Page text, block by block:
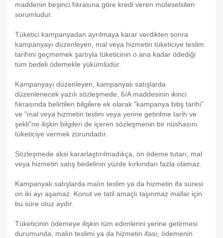
maddenin beşinci fıkrasına göre kredi veren müteselsilen
sorumludur.
Tüketici kampanyadan ayrılmaya karar verdikten sonra
kampanyayı düzenleyen, mal veya hizmetin tüketiciye teslim
tarihini geçmemek şartıyla tüketicinin o ana kadar ödediği
tüm bedeli ödemekle yükümlüdür.
Kampanyayı düzenleyen, kampanyalı satışlarda
düzenlenecek yazılı sözleşmede, 6/A maddesinin ikinci
fıkrasında belirtilen bilgilere ek olarak "kampanya bitiş tarihi"
ve "mal veya hizmetin teslim veya yerine getirilme tarih ve
şekli"ne ilişkin bilgileri de içeren sözleşmenin bir nüshasını
tüketiciye vermek zorundadır.
Sözleşmede aksi kararlaştırılmadıkça, ön ödeme tutarı, mal
veya hizmetin satış bedelinin yüzde kırkından fazla olamaz.
Kampanyalı satışlarda malın teslim ya da hizmetin ifa süresi
on iki ayı aşamaz. Konut ve tatil amaçlı taşınmaz mallar için
bu süre otuz aydır.
Tüketicinin ödemeye ilişkin tüm edimlerini yerine getirmesi
durumunda, malın teslimi ya da hizmetin ifası, ödemenin